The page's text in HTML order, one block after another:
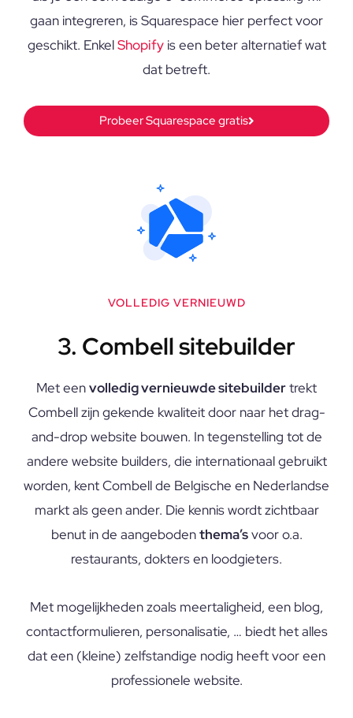
gaan integreren, is Squarespace hier perfect voor
geschikt. EnkelShopifyis een beter alternatief wat
dat betreft.
Probeer Squarespace gratis
VOLLEDIG VERNIEUWD
3. Combell sitebuilder
Met eenvolledig vernieuwde sitebuildertrekt
Combell zijn gekende kwaliteit door naar het drag-
and-drop website bouwen. In tegenstelling tot de
andere website builders, die internationaal gebruikt
worden, kent Combell de Belgische en Nederlandse
markt als geen ander. Die kennis wordt zichtbaar
benut in de aangebodenthema’svoor o.a.
restaurants, dokters en loodgieters.
Met mogelijkheden zoals meertaligheid, een blog,
contactformulieren, personalisatie, … biedt het alles
dat een (kleine) zelfstandige nodig heeft voor een
professionele website.